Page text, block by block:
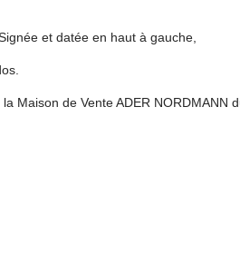
et datée en haut à gauche,
Maison de Vente ADER NORDMANN